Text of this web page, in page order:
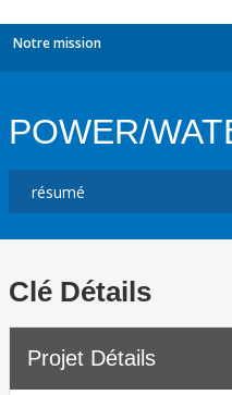
Notre mission
POWER/
Clé Détails
Projet Détails